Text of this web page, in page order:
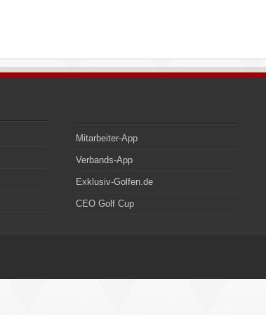
Mitarbeiter-App
Verbands-App
Exklusiv-Golfen.de
CEO Golf Cup